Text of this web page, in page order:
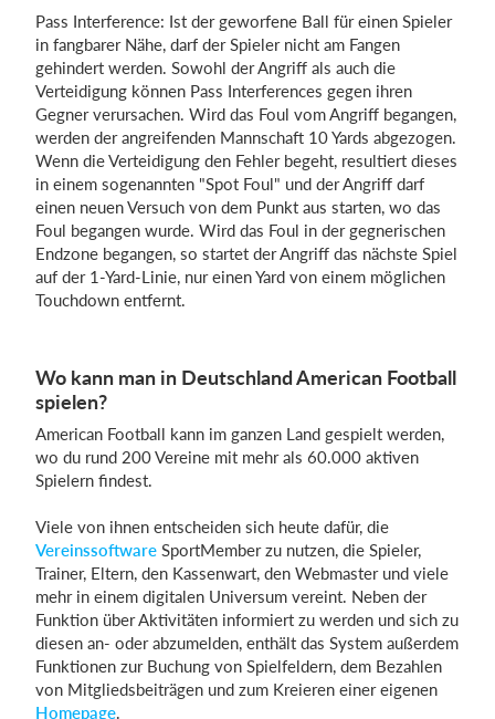
Pass Interference: Ist der geworfene Ball für einen Spieler
in fangbarer Nähe, darf der Spieler nicht am Fangen
gehindert werden. Sowohl der Angriff als auch die
Verteidigung können Pass Interferences gegen ihren
Gegner verursachen. Wird das Foul vom Angriff begangen,
werden der angreifenden Mannschaft 10 Yards abgezogen.
Wenn die Verteidigung den Fehler begeht, resultiert dieses
in einem sogenannten "Spot Foul" und der Angriff darf
einen neuen Versuch von dem Punkt aus starten, wo das
Foul begangen wurde. Wird das Foul in der gegnerischen
Endzone begangen, so startet der Angriff das nächste Spiel
auf der 1-Yard-Linie, nur einen Yard von einem möglichen
Touchdown entfernt.
Wo kann man in Deutschland American Football
spielen?
American Football kann im ganzen Land gespielt werden,
wo du rund 200 Vereine mit mehr als 60.000 aktiven
Spielern findest.
Viele von ihnen entscheiden sich heute dafür, die
Vereinssoftware SportMember zu nutzen, die Spieler,
Trainer, Eltern, den Kassenwart, den Webmaster und viele
mehr in einem digitalen Universum vereint. Neben der
Funktion über Aktivitäten informiert zu werden und sich zu
diesen an- oder abzumelden, enthält das System außerdem
Funktionen zur Buchung von Spielfeldern, dem Bezahlen
von Mitgliedsbeiträgen und zum Kreieren einer eigenen
Homepage